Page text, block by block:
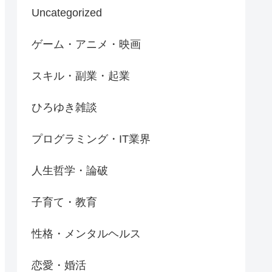
Uncategorized
ゲーム・アニメ・映画
スキル・副業・起業
ひろゆき雑談
プログラミング・IT業界
人生哲学・論破
子育て・教育
性格・メンタルヘルス
恋愛・婚活